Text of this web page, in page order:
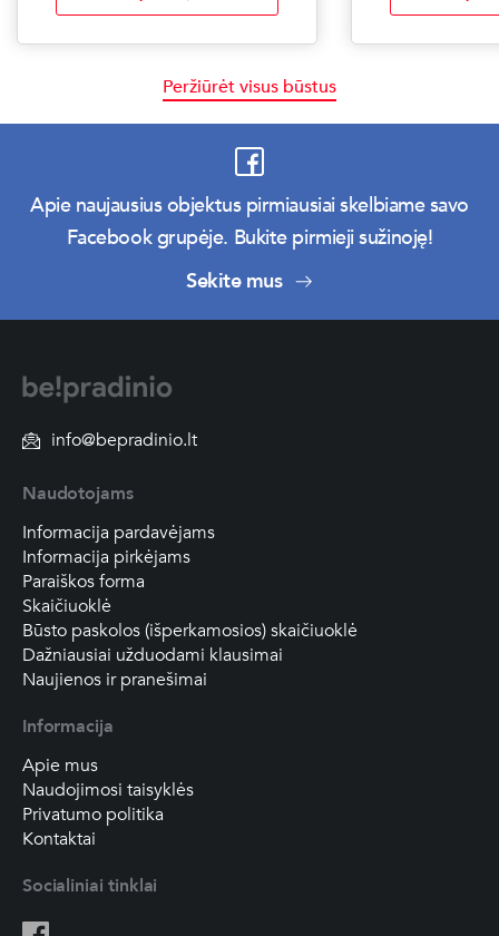
Peržiūrėt visus būstus
Apie naujausius objektus pirmiausiai skelbiame savo
Facebook grupėje. Bukite pirmieji sužinoję!
Sekite mus
info@bepradinio.lt
Naudotojams
Informacija pardavėjams
Informacija pirkėjams
Paraiškos forma
Skaičiuoklė
Būsto paskolos (išperkamosios) skaičiuoklė
Dažniausiai užduodami klausimai
Naujienos ir pranešimai
Informacija
Apie mus
Naudojimosi taisyklės
Privatumo politika
Kontaktai
Socialiniai tinklai